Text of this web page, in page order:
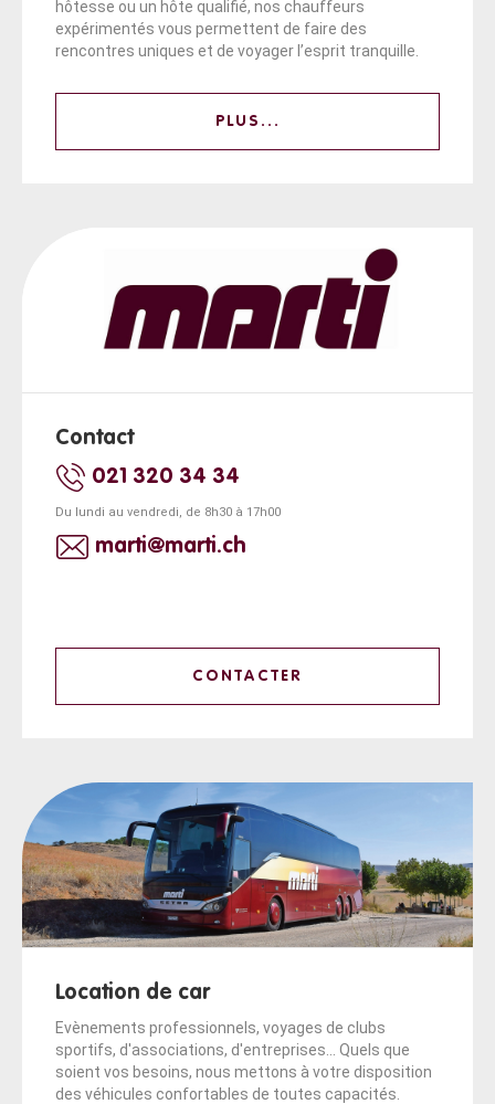
hôtesse ou un hôte qualifié, nos chauffeurs
expérimentés vous permettent de faire des
rencontres uniques et de voyager l’esprit tranquille.
PLUS...
Contact
021 320 34 34
Du lundi au vendredi, de 8h30 à 17h00
marti@marti.ch
CONTACTER
Location de car
Evènements professionnels, voyages de clubs
sportifs, d'associations, d'entreprises... Quels que
soient vos besoins, nous mettons à votre disposition
des véhicules confortables de toutes capacités.